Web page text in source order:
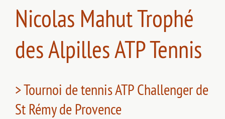
Nicolas Mahut Trophé
des Alpilles ATP Tennis
> Tournoi de tennis ATP Challenger de
St Rémy de Provence